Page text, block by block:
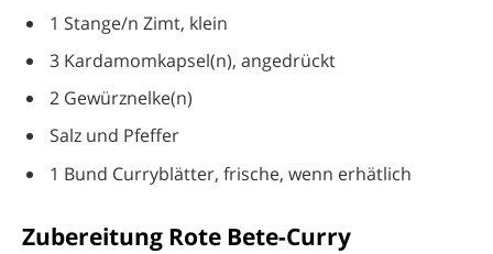
1 Stange/n Zimt, klein
3 Kardamomkapsel(n), angedrückt
2 Gewürznelke(n)
Salz und Pfeffer
1 Bund Curryblätter, frische, wenn erhätlich
Zubereitung Rote Bete-Curry